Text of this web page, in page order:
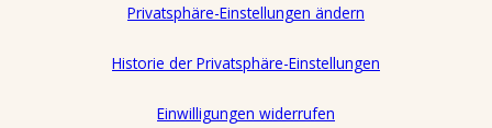
Privatsphäre-Einstellungen ändern
Historie der Privatsphäre-Einstellungen
Einwilligungen widerrufen